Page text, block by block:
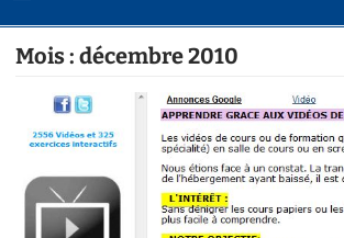
Mois : décembre 2010